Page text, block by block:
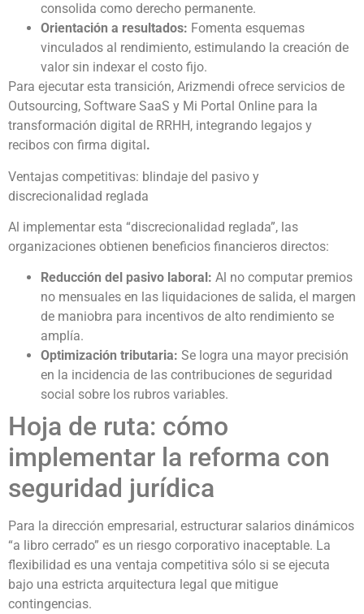
consolida como derecho permanente.
Orientación a resultados: Fomenta esquemas
vinculados al rendimiento, estimulando la creación de
valor sin indexar el costo fijo.
Para ejecutar esta transición, Arizmendi ofrece servicios de
Outsourcing, Software SaaS y Mi Portal Online para la
transformación digital de RRHH, integrando legajos y
recibos con firma digital .
Ventajas competitivas: blindaje del pasivo y
discrecionalidad reglada
Al implementar esta “discrecionalidad reglada”, las
organizaciones obtienen beneficios financieros directos:
Reducción del pasivo laboral: Al no computar premios
no mensuales en las liquidaciones de salida, el margen
de maniobra para incentivos de alto rendimiento se
amplía.
Optimización tributaria: Se logra una mayor precisión
en la incidencia de las contribuciones de seguridad
social sobre los rubros variables.
Hoja de ruta: cómo
implementar la reforma con
seguridad jurídica
Para la dirección empresarial, estructurar salarios dinámicos
“a libro cerrado” es un riesgo corporativo inaceptable. La
flexibilidad es una ventaja competitiva sólo si se ejecuta
bajo una estricta arquitectura legal que mitigue
contingencias.